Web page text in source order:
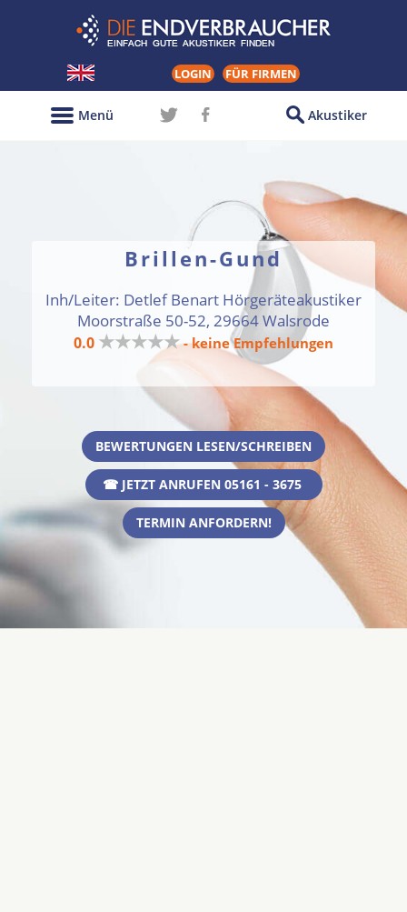
LOGIN FÜR FIRMEN
Akustiker
Menü
Brillen-Gund
Inh/Leiter: Detlef Benart Hörgeräteakustiker
Moorstraße 50-52, 29664 Walsrode
0.0 ★★★★★ - keine Empfehlungen
BEWERTUNGEN LESEN/SCHREIBEN
☎ JETZT ANRUFEN 05161 - 3675
TERMIN ANFORDERN!